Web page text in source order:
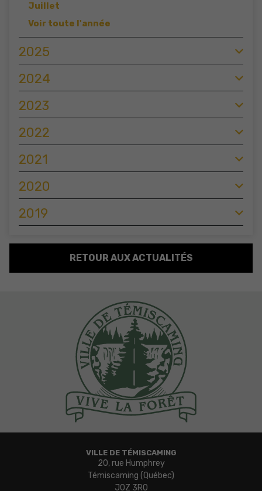
Juillet
Voir toute l'année
2025
2024
2023
2022
2021
2020
2019
RETOUR AUX ACTUALITÉS
VILLE DE TÉMISCAMING
20, rue Humphrey
Témiscaming (Québec)
J0Z 3R0